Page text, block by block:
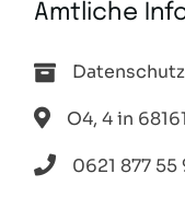
Amtliche
Datenschutz
O4, 4 in
0621 877 55